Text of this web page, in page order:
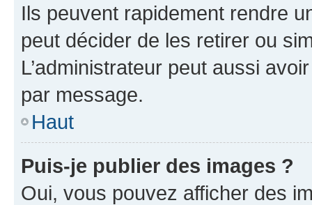
Ils peuvent rapidement rendre
peut décider de les retirer ou
L’administrateur peut aussi
par message.
Haut
Puis-je publier des images ?
Oui, vous pouvez afficher des